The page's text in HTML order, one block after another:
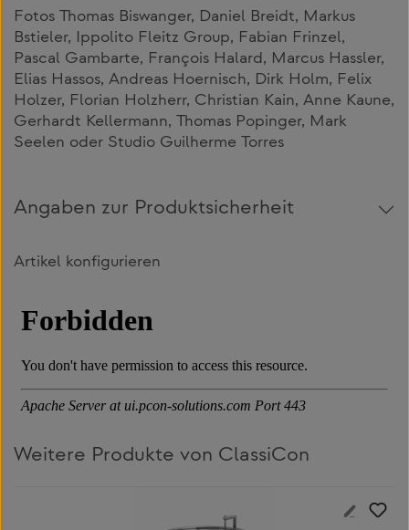
Fotos Thomas Biswanger, Daniel Breidt, Markus
Bstieler, Ippolito Fleitz Group, Fabian Frinzel,
Pascal Gambarte, François Halard, Marcus Hassler,
Elias Hassos, Andreas Hoernisch, Dirk Holm, Felix
Holzer, Florian Holzherr, Christian Kain, Anne Kaune,
Gerhardt Kellermann, Thomas Popinger, Mark
Seelen oder Studio Guilherme Torres
Angaben zur Produktsicherheit
Artikel konfigurieren
Weitere Produkte von ClassiCon